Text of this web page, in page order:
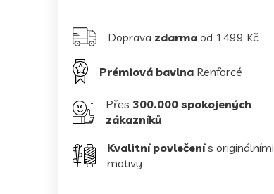
Doprava zdarma od 1499 Kč
Prémiová bavlna Renforcé
Přes 300.000 spokojených
zákazníků
Kvalitní povlečenís originálními
motivy